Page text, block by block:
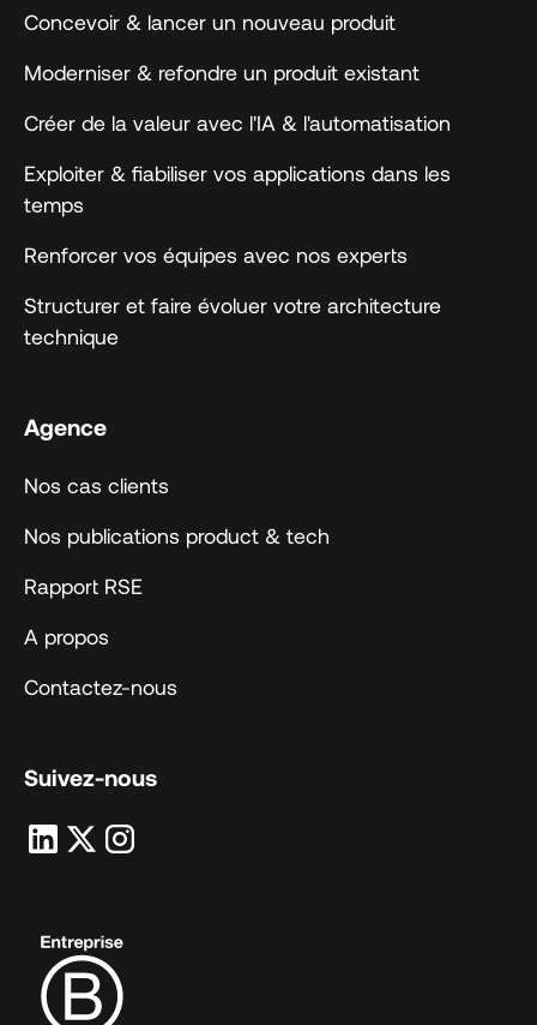
Concevoir & lancer un nouveau produit
Moderniser & refondre un produit existant
Créer de la valeur avec l'IA & l'automatisation
Exploiter & fiabiliser vos applications dans les
temps
Renforcer vos équipes avec nos experts
Structurer et faire évoluer votre architecture
technique
Agence
Nos cas clients
Nos publications product & tech
Rapport RSE
A propos
Contactez-nous
Suivez-nous